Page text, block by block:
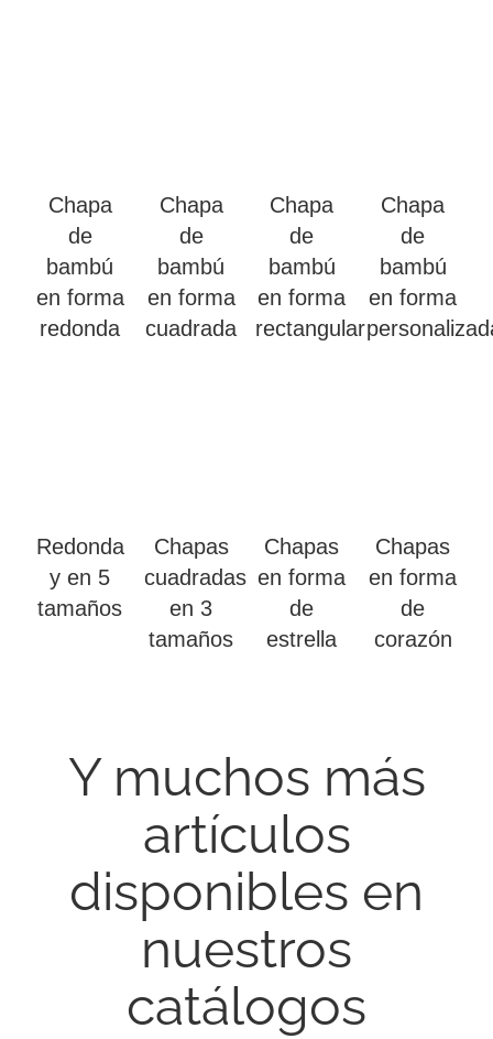
Chapa
de
bambú
en forma
redonda
Chapa
de
bambú
en forma
cuadrada
Chapa
de
bambú
en forma
rectangular
Chapa
de
bambú
en forma
Redonda
y en 5
tamaños
Chapas
cuadradas
en 3
tamaños
Chapas
en forma
de
estrella
Chapas
en forma
de
corazón
Y muchos más
artículos
disponibles en
nuestros
catálogos